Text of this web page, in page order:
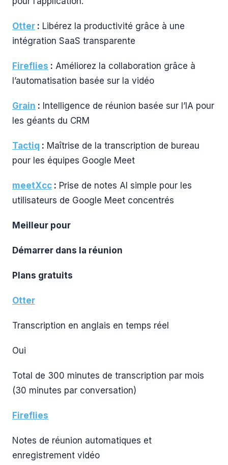
Otter : Libérez la productivité grâce à une
intégration SaaS transparente
Fireflies : Améliorez la collaboration grâce à
l’automatisation basée sur la vidéo
Grain : Intelligence de réunion basée sur l’IA pour
les géants du CRM
Tactiq : Maîtrise de la transcription de bureau
pour les équipes Google Meet
meetXcc : Prise de notes AI simple pour les
utilisateurs de Google Meet concentrés
Meilleur pour
Démarrer dans la réunion
Plans gratuits
Otter
Transcription en anglais en temps réel
Oui
Total de 300 minutes de transcription par mois
(30 minutes par conversation)
Fireflies
Notes de réunion automatiques et
enregistrement vidéo